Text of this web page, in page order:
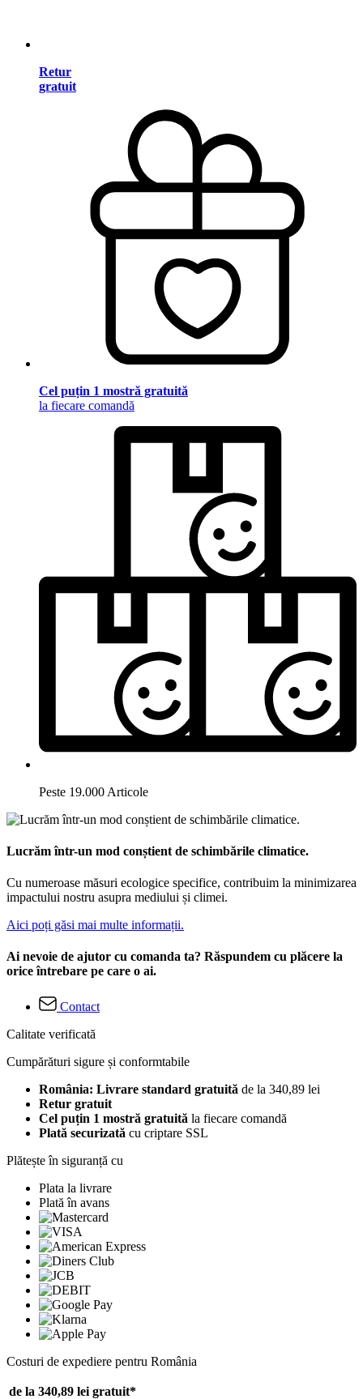
Retur
gratuit
Cel puțin 1 mostră gratuită
la fiecare comandă
Peste 19.000 Articole
Lucrăm într-un mod conștient de schimbările climatice.
Cu numeroase măsuri ecologice specifice, contribuim la minimizarea
impactului nostru asupra mediului și climei.
Aici poți găsi mai multe informații.
Ai nevoie de ajutor cu comanda ta? Răspundem cu plăcere la
orice întrebare pe care o ai.
Contact
Calitate verificată
Cumpărături sigure și conformtabile
România: Livrare standard gratuită de la 340,89 lei
Retur gratuit
Cel puțin 1 mostră gratuită la fiecare comandă
Plată securizată cu criptare SSL
Plătește în siguranță cu
Plata la livrare
Plată în avans
Costuri de expediere pentru România
de la 340,89 lei gratuit*